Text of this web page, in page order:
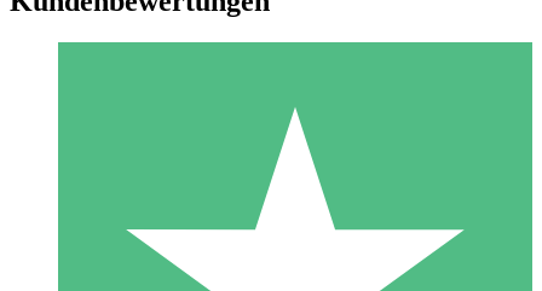
Individuelle Credit-Pakete
Zahlen Sie nach Bedarf mit Download-Credits. Keine
monatliche Verpflichtung erforderlich.